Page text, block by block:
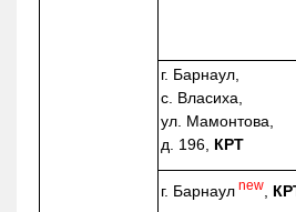
г. Барнаул,
с. Власиха,
ул. Мамонтова,
д. 196, КРТ
г. Барнаул new